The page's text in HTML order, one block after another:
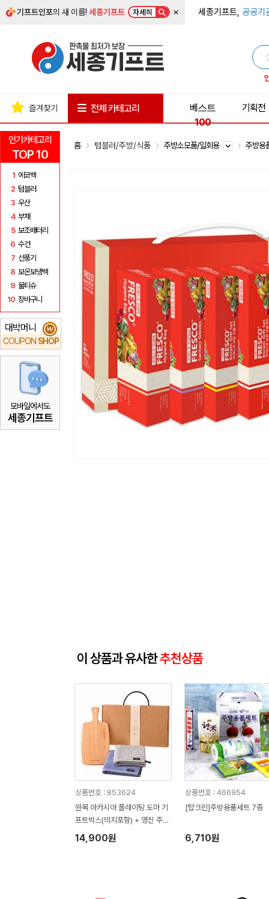
기프트인포의 새 이름!세종기프트 자세히 × 세종기프트, 공공기
인기카테고리
TOP 10
1 에코백
2 텀블러
3 우산
4 부채
5 보조배터리
6 수건
7 선풍기
8 보온보냉백
9 물티슈
10 장바구니
대박머니
COUPON SHOP
₩
모바일에서도
세종기프트
즐겨찾기 전체 카테고리
베스트
100
기획전
홈 텀블러/주방/식품 주방소모품/일회용 주방
이 상품과 유사한추천상품
상품번호 : 853624
원목 아카시아 플레이팅 도마 기
프트박스(띄지포함) + 영신 주방
핸드타올 + 기프트박스
14,900원
상품번호 : 466954
[탑크린]주방용품세트 7종
6,710원